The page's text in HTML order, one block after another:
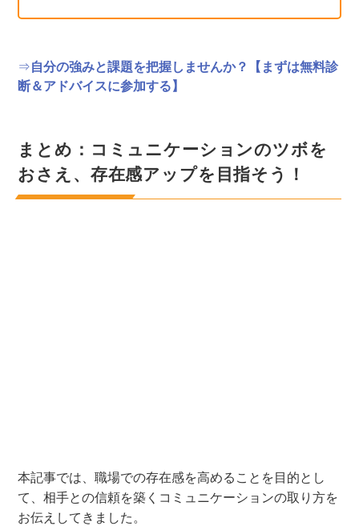
⇒自分の強みと課題を把握しませんか？【まずは無料診
断＆アドバイスに参加する】
まとめ：コミュニケーションのツボを
おさえ、存在感アップを目指そう！
本記事では、職場での存在感を高めることを目的とし
て、相手との信頼を築くコミュニケーションの取り方を
お伝えしてきました。